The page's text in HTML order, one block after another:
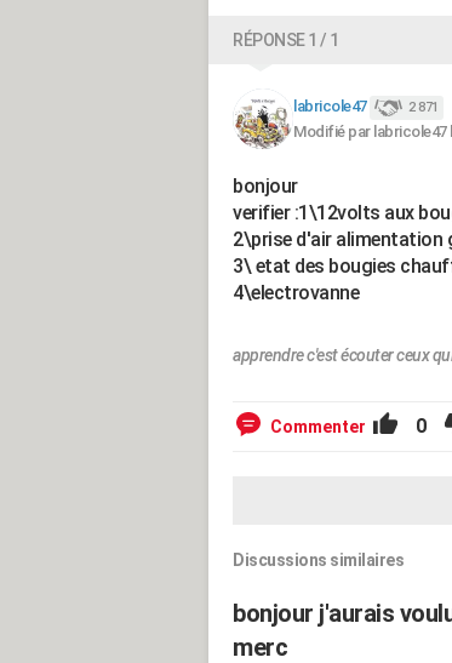
RÉPONSE 1 / 1
labricole47 2 871
Modifié par labricole47
bonjour
verifier :1\12volts aux
2\prise d'air alimentation
3\ etat des bougies
4\electrovanne
apprendre c'est écouter ceux
Commenter 0
Discussions similaires
bonjour j'aurais
merc